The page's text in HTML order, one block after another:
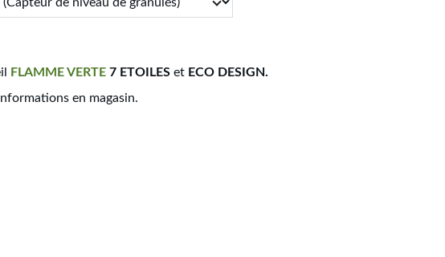
FLAMMEVERTE 7 ETOILES et ECO DESIGN.
en magasin.